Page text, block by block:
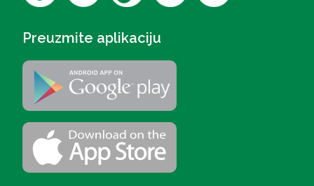
Preuzmite aplikaciju